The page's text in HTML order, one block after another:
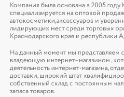
Компания была основана в 2005
специализируется на оптовой
автокосметики,аксессуаров и
лидирующих мест среди торговых
Краснодарского края и республики
На данный момент мы
владеющую интернет–магазином ,
деятельность интернет-магазина,
доставки, широкий штат
собственный склад c постоянным
запаса товаров.